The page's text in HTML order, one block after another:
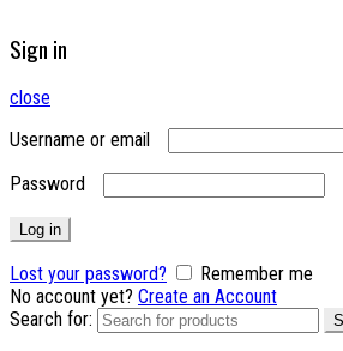
Sign in
close
Username or email
Password
Log in
Lost your password?
Remember me
No account yet? Create an Account
Search for: